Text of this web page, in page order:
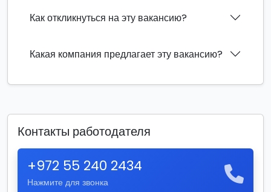
Как откликнуться на эту вакансию?
Какая компания предлагает эту вакансию?
Контакты работодателя
+972 55 240 2434
Нажмите для звонка